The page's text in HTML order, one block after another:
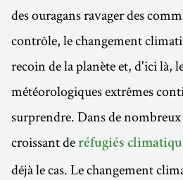
des ouragans ravager des
contrôle, le changement
recoin de la planète et, d'ici là,
météorologiques extrêmes
surprendre. Dans de
croissant de réfugiés
déjà le cas. Le changement